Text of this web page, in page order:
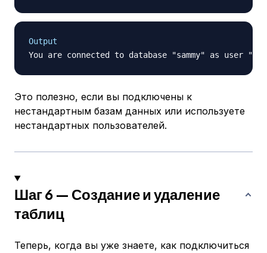
Output
Это полезно, если вы подключены к
нестандартным базам данных или используете
нестандартных пользователей.
Шаг 6 — Создание и удаление
таблиц
Теперь, когда вы уже знаете, как подключиться